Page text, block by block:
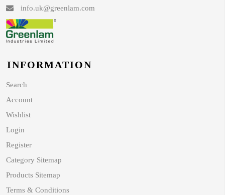
info.uk@greenlam.com
INFORMATION
Search
Account
Wishlist
Login
Register
Category Sitemap
Products Sitemap
Terms & Conditions